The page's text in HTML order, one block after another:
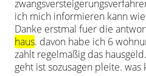
ich mich informieren kann
Danke erstmal fuer die
haus. davon habe ich 6
zahlt regelmäßig das
geht ist sozusagen pleite. was